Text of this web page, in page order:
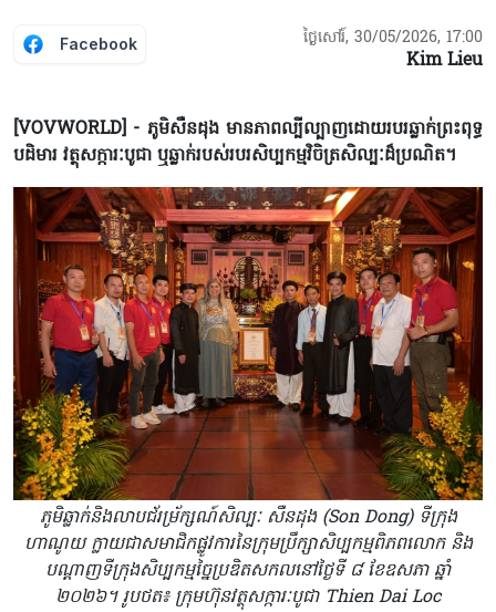
Facebook ថ្ងៃសៅរ៍, 30/05/2026, 17:00
Kim Lieu
[VOVWORLD] - ភូមិសឺនដុង មានភាពល្បីល្បាញដោយរបរឆ្លាក់ព្រះពុទ្ធ
បដិមារ វត្ថុសក្ការៈបូជា ឬឆ្លាក់របស់របរសិប្បកម្មវិចិត្រសិល្បៈដ៏ប្រណិត។
ភូមិឆ្លាក់និងលាបជ័រម្រ័ក្សណ៍សិល្បៈ សឺនដុង (Son Dong) ទីក្រុង
ហាណូយ ក្លាយជាសមាជិកផ្លូវការនៃក្រុមប្រឹក្សាសិប្បកម្មពិភពលោក និង
បណ្តាញទីក្រុងសិប្បកម្មច្នៃប្រឌិតសកលនៅថ្ងៃទី ៨ ខែឧសភា ឆ្នាំ
២០២៦។ រូបថត៖ ក្រុមហ៊ុនវត្ថុសក្ការៈបូជា Thien Dai Loc